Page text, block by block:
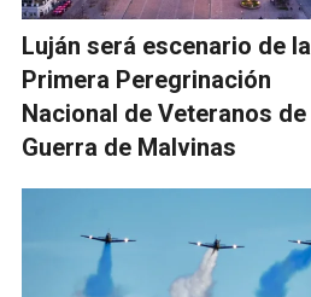
Luján será escenario de la
Primera Peregrinación
Nacional de Veteranos de
Guerra de Malvinas